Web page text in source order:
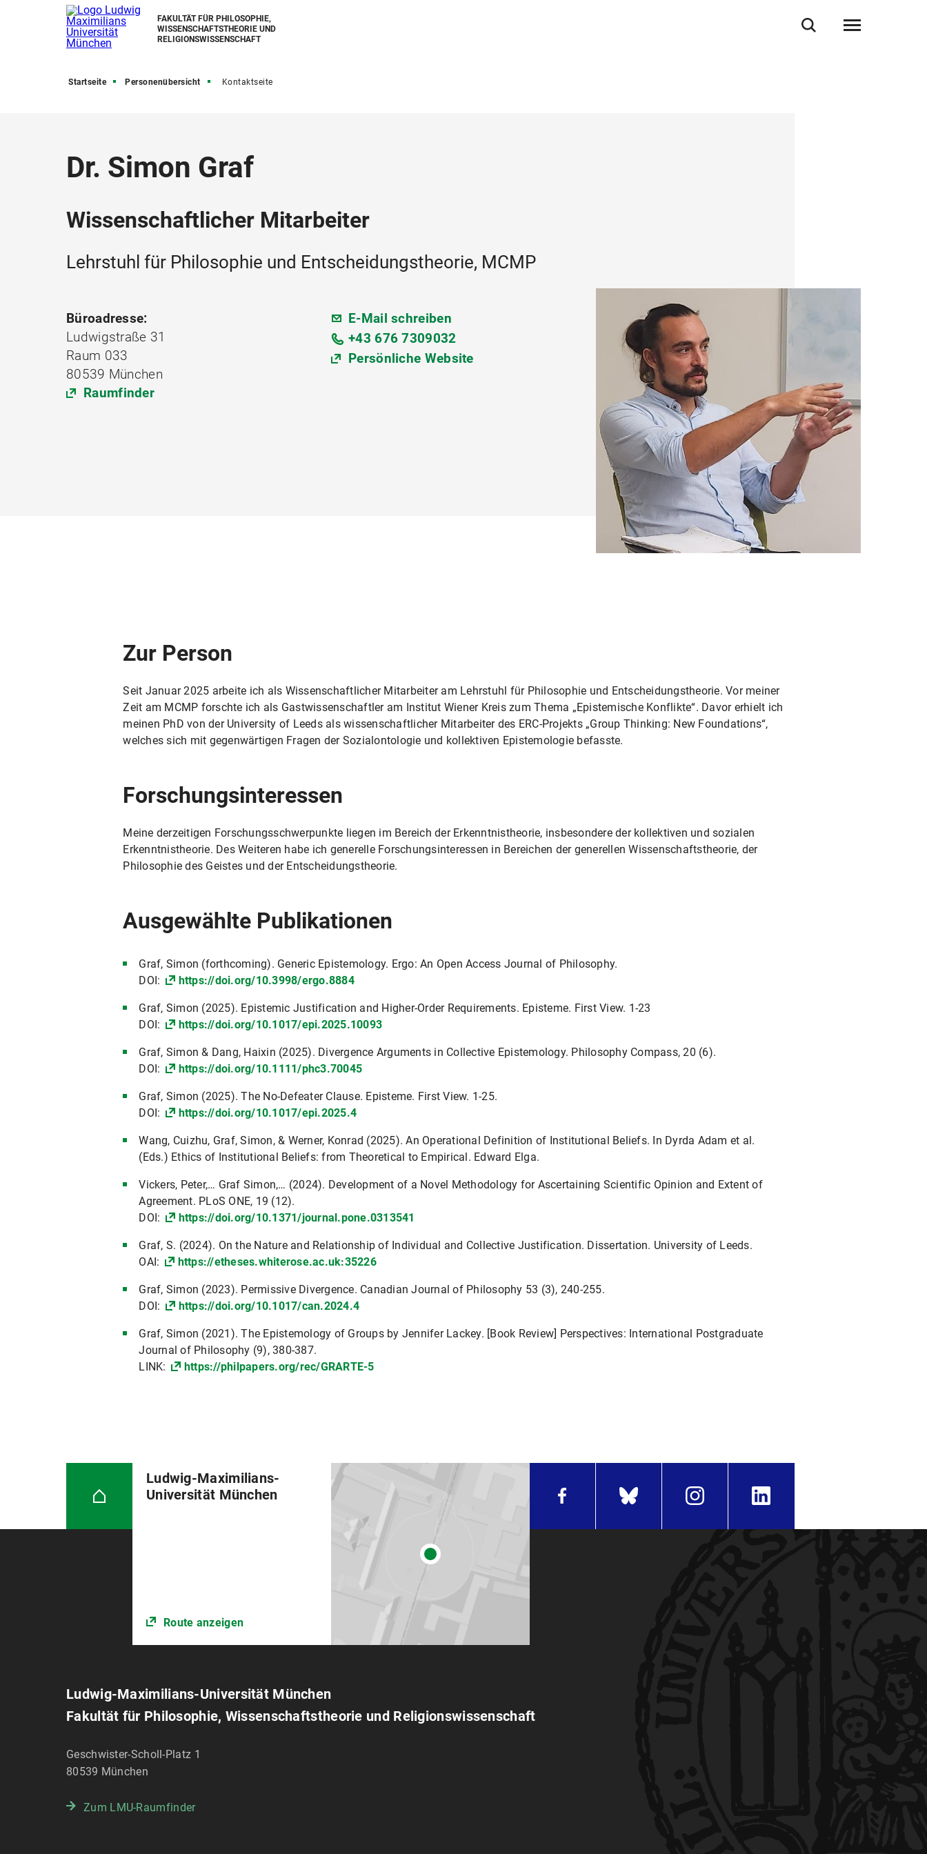
FAKULTÄT FÜR PHILOSOPHIE,
WISSENSCHAFTSTHEORIE UND
RELIGIONSWISSENSCHAFT
Startseite Personenübersicht Kontaktseite
Dr. Simon Graf
Wissenschaftlicher Mitarbeiter
Lehrstuhl für Philosophie und Entscheidungstheorie, MCMP
Büroadresse:
Ludwigstraße 31
Raum 033
80539 München
Raumfinder
E-Mail schreiben
+43 676 7309032
Persönliche Website
Zur Person
Seit Januar 2025 arbeite ich als Wissenschaftlicher Mitarbeiter am Lehrstuhl für Philosophie und Entscheidungstheorie. Vor meiner
Zeit am MCMP forschte ich als Gastwissenschaftler am Institut Wiener Kreis zum Thema „Epistemische Konflikte“. Davor erhielt ich
meinen PhD von der University of Leeds als wissenschaftlicher Mitarbeiter des ERC-Projekts „Group Thinking: New Foundations“,
welches sich mit gegenwärtigen Fragen der Sozialontologie und kollektiven Epistemologie befasste.
Forschungsinteressen
Meine derzeitigen Forschungsschwerpunkte liegen im Bereich der Erkenntnistheorie, insbesondere der kollektiven und sozialen
Erkenntnistheorie. Des Weiteren habe ich generelle Forschungsinteressen in Bereichen der generellen Wissenschaftstheorie, der
Philosophie des Geistes und der Entscheidungstheorie.
Ausgewählte Publikationen
Graf, Simon (forthcoming). Generic Epistemology. Ergo: An Open Access Journal of Philosophy.
DOI:
https://doi.org/10.3998/ergo.8884
Graf, Simon (2025). Epistemic Justification and Higher-Order Requirements. Episteme. First View. 1-23
DOI:
https://doi.org/10.1017/epi.2025.10093
Graf, Simon & Dang, Haixin (2025). Divergence Arguments in Collective Epistemology. Philosophy Compass, 20 (6).
DOI:
https://doi.org/10.1111/phc3.70045
Graf, Simon (2025). The No-Defeater Clause. Episteme. First View. 1-25.
DOI:
https://doi.org/10.1017/epi.2025.4
Wang, Cuizhu, Graf, Simon, & Werner, Konrad (2025). An Operational Definition of Institutional Beliefs. In Dyrda Adam et al.
(Eds.) Ethics of Institutional Beliefs: from Theoretical to Empirical. Edward Elga.
Vickers, Peter,… Graf Simon,… (2024). Development of a Novel Methodology for Ascertaining Scientific Opinion and Extent of
Agreement. PLoS ONE, 19 (12).
DOI:
https://doi.org/10.1371/journal.pone.0313541
Graf, S. (2024). On the Nature and Relationship of Individual and Collective Justification. Dissertation. University of Leeds.
OAI:
https://etheses.whiterose.ac.uk:35226
Graf, Simon (2023). Permissive Divergence. Canadian Journal of Philosophy 53 (3), 240-255.
DOI:
https://doi.org/10.1017/can.2024.4
Graf, Simon (2021). The Epistemology of Groups by Jennifer Lackey. [Book Review] Perspectives: International Postgraduate
Journal of Philosophy (9), 380-387.
LINK:
https://philpapers.org/rec/GRARTE-5
Ludwig-Maximilians-
Universität München
Route anzeigen
Ludwig-Maximilians-Universität München
Fakultät für Philosophie, Wissenschaftstheorie und Religionswissenschaft
Geschwister-Scholl-Platz 1
80539 München
Zum LMU-Raumfinder